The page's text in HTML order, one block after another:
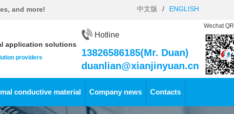
and more! 中文版 / ENGLISH
application solutions
providers
Hotline
13826586185(Mr. Duan)
duanlian@xianjinyuan.cn
Wechat
conductive material Company news Contacts